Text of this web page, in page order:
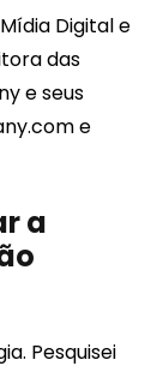
Digital e
das
e seus
e
a
Pesquisei